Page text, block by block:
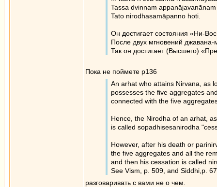
Tassa dvinnam
Tato nirodhasamāpanno hoti.
Он достигает состояния «Ни-
После двух мгновений
Так он достигает (Высшего)
Пока не поймете p136
An arhat who attains Nirvana, as
possesses the five aggregates
connected with the five
Hence, the Nirodha of an arhat,
is called sopadhisesanirodha
However, after his death or
the five aggregates and all the
and then his cessation is called
See Vism, p. 509, and Siddhi,p.
разговаривать с вами не о чем.